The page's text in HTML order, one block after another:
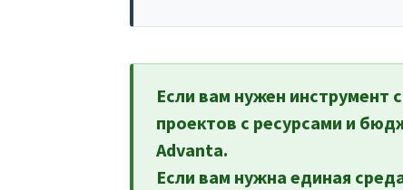
Если вам нужен инструмент
проектов с ресурсами и
Advanta.
Если вам нужна единая